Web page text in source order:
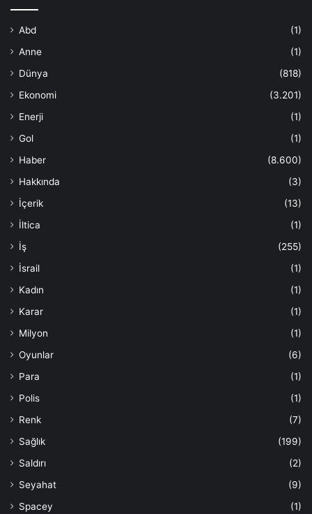
Abd
(1)
Anne
(1)
Dünya
(818)
Ekonomi
(3.201)
Enerji
(1)
Gol
(1)
Haber
(8.600)
Hakkında
(3)
İçerik
(13)
İltica
(1)
İş
(255)
İsrail
(1)
Kadın
(1)
Karar
(1)
Milyon
(1)
Oyunlar
(6)
Para
(1)
Polis
(1)
Renk
(7)
Sağlık
(199)
Saldırı
(2)
Seyahat
(9)
Spacey
(1)